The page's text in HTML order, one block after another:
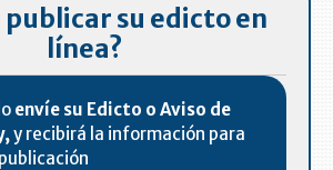
publicar su edicto en
línea?
envíe su Edicto o Aviso de
y recibirá la información para